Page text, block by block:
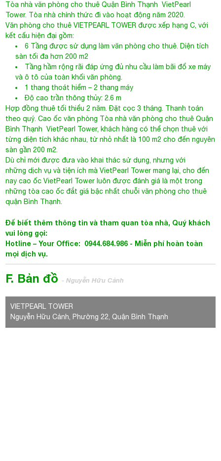
Tòa nhà văn phòng cho thuê Quận Bình Thạnh VietPearl
Tower. Tòa nhà chính thức đi vào hoạt động năm 2020.
Văn phòng cho thuêVIETPEARL TOWER được xếp hạng C, với
kết cấu hiện đại gồm:
6 Tầng được sử dụng làm văn phòng cho thuê. Diện tích
sàn tối đa hơn 200 m2
Tầng hầm rộng rãi đáp ứng đủ nhu cầu làm bãi đổ xe máy
và ô tô của toàn khối văn phòng.
1 thang thoát hiểm – 2 thang máy
Độ cao trần thông thủy: 2.6 m
Hợp đồng thuê tối thiểu 2 năm. Đặt cọc 3 tháng. Thanh toán
theo quý. Cao ốc văn phòng Tòa nhà văn phòng cho thuê Quận
Bình Thạnh VietPearl Tower, khách hàng có thể chọn thuê với
từng diện tích khác nhau, từ nhỏ nhất là 100 m2 cho đến nguyên
sàn gần 200 m2.
Dù chỉ mới được đưa vào khai thác sử dụng, nhưng với
những dịch vụ và tiện ích mà VietPearl Tower mang lại, cho đến
nay cao ốc VietPearl Tower luôn được đánh giá là một trong
những tòa cao ốc đắt giá bậc nhất chuỗi văn phòng cho thuê
quận Bình Thạnh.
Để biết thêm thông tin và tham quan tòa nhà, Quý khách
vui lòng gọi:
Hotline – Your Office: 0944.684.986 - Miễn phí hoàn toàn
mọi dịch vụ.
F. Bản đồ- Nguyễn Hữu Cảnh
VIETPEARL TOWER
Nguyễn Hữu Cảnh, Phường 22, Quận Bình Thạnh